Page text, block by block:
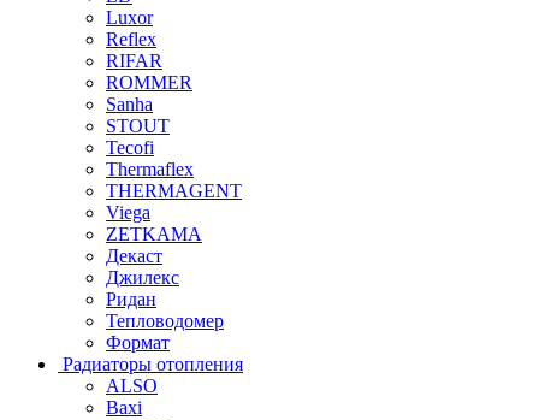
Luxor
Reflex
RIFAR
ROMMER
Sanha
STOUT
Tecofi
Thermaflex
THERMAGENT
Viega
ZETKAMA
Декаст
Джилекс
Ридан
Тепловодомер
Формат
Радиаторы отопления
ALSO
Baxi